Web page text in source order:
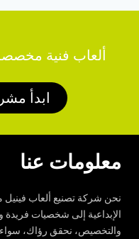
ألعاب فنية
ابدأ
معلومات عنا
نحن شركة تصنيع ألعاب
الإبداعية إلى شخصيات فريدة
والتخصيص، نحقق رؤاك،